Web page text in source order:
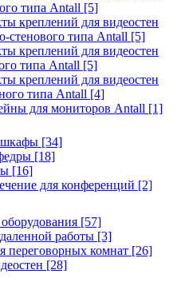
типа Antall [5]
креплений для видеостен
стенового типа Antall [5]
креплений для видеостен
типа Antall [5]
креплений для видеостен
типа Antall [4]
для мониторов Antall [1]
шкафы [34]
[18]
[16]
для конференций [2]
[57]
работы [3]
переговорных комнат [26]
[28]